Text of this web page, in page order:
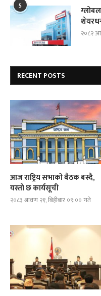
5
२०८२
RECENT POSTS
आज राष्ट्रिय सभाको बैठक बस्दै,
यस्तो छ कार्यसूची
२०८३ श्रावण २१, बिहीबार ०९:०० गते